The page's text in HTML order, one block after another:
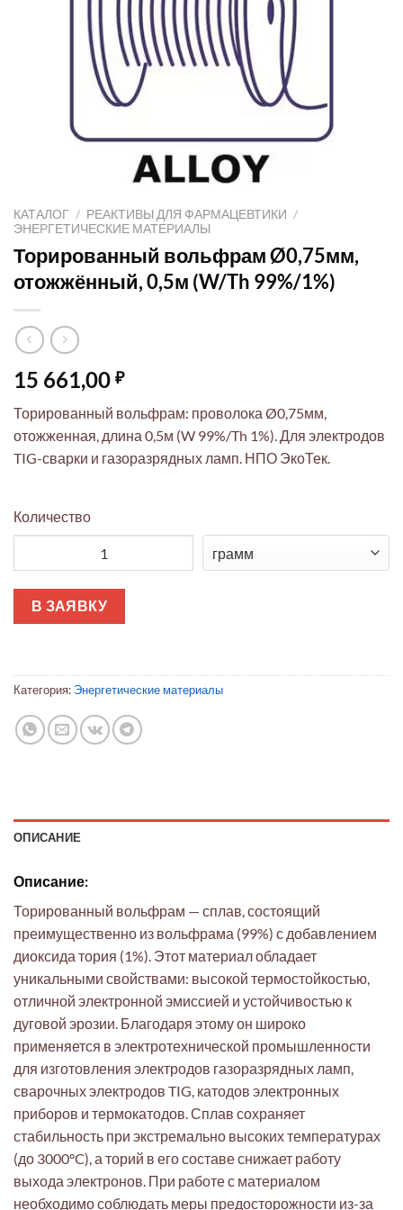
КАТАЛОГ / РЕАКТИВЫ ДЛЯ ФАРМАЦЕВТИКИ /
ЭНЕРГЕТИЧЕСКИЕ МАТЕРИАЛЫ
Торированный вольфрам Ø0,75мм,
отожжённый, 0,5м (W/Th 99%/1%)
15 661,00 ₽
Торированный вольфрам: проволока Ø0,75мм,
отожженная, длина 0,5м (W 99%/Th 1%). Для электродов
TIG-сварки и газоразрядных ламп. НПО ЭкоТек.
Количество
В ЗАЯВКУ
Категория: Энергетические материалы
ОПИСАНИЕ
Описание:
Торированный вольфрам — сплав, состоящий
преимущественно из вольфрама (99%) с добавлением
диоксида тория (1%). Этот материал обладает
уникальными свойствами: высокой термостойкостью,
отличной электронной эмиссией и устойчивостью к
дуговой эрозии. Благодаря этому он широко
применяется в электротехнической промышленности
для изготовления электродов газоразрядных ламп,
сварочных электродов TIG, катодов электронных
приборов и термокатодов. Сплав сохраняет
стабильность при экстремально высоких температурах
(до 3000°C), а торий в его составе снижает работу
выхода электронов. При работе с материалом
необходимо соблюдать меры предосторожности из-за